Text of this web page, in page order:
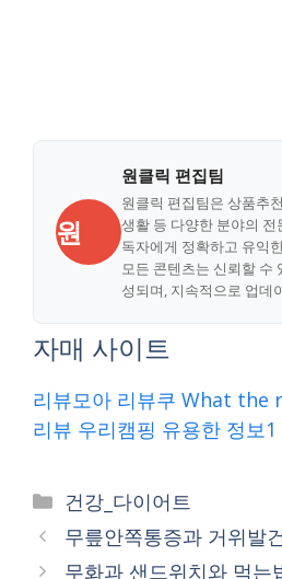
원
원클릭 편집팀
원클릭 편집팀은 상품추
생활 등 다양한 분야의 전
독자에게 정확하고 유익
모든 콘텐츠는 신뢰할 수
성되며, 지속적으로 업데
자매 사이트
리뷰모아 리뷰쿠 What the
리뷰 우리캠핑 유용한 정보1
Categories
건강_다이어트
무릎안쪽통증과 거위발
무화과 샌드위치와 먹는